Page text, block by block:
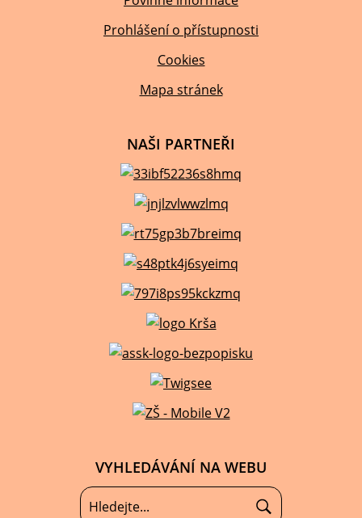
Prohlášení o přístupnosti
Cookies
Mapa stránek
NAŠI PARTNEŘI
VYHLEDÁVÁNÍ NA WEBU